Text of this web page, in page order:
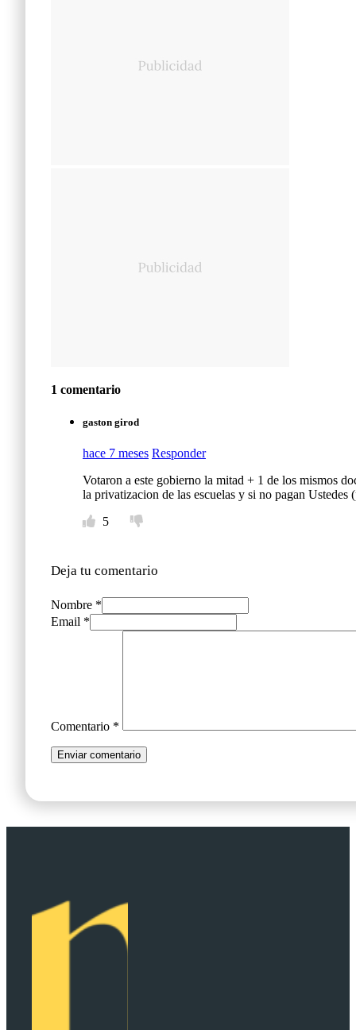
1 comentario
gaston girod
hace 7 meses Responder
Votaron a este gobierno la mitad + 1 de los mismos
la privatizacion de las escuelas y si no pagan
5
Deja tu comentario
Nombre *
Email *
Comentario *